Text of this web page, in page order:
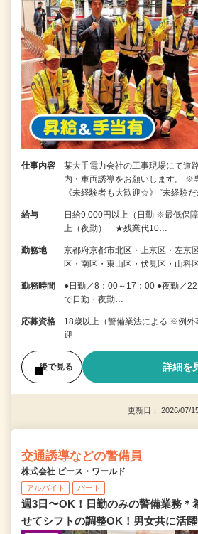
仕事内容
某大手電力会社の工事現場にて道
内・車両誘導をお願いします。 ※
《未経験者も大歓迎☆》 “未経験
給与
日給9,000円以上（日勤 ※最低
上（夜勤） ★残業代10…
勤務地
京都府京都市北区・上京区・左京
区・南区・東山区・伏見区・山科
勤務時間
●日勤／8：00～17：00 ●夜勤／
で日勤・夜勤…
応募資格
18歳以上（警備業法による ※例
迎
後で見る 詳細を
更新日： 2026/07/
交通誘導などの警備員
株式会社 ピース・ワールド
アルバイト パート
週3日〜OK！日勤のみの警備業務＊
せてシフトの調整OK！男女共に活